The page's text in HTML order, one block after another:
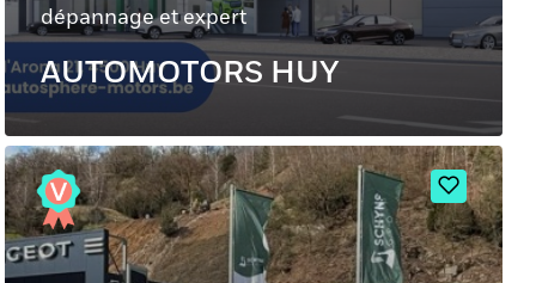
dépannage et expert
AUTOMOTORS HUY